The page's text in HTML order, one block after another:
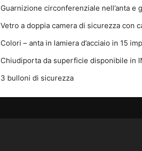
Guarnizione circonferenziale nell’anta
Vetro a doppia camera di sicurezza con
Colori – anta in lamiera d’acciaio in 15
Chiudiporta da superficie disponibile in
3 bulloni di sicurezza